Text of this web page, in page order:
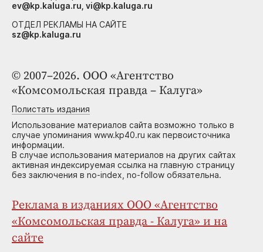
© 2007–2026. ООО «Агентство
«Комсомольская правда – Калуга»
Полистать издания
Использование материалов сайта возможно только в
случае упоминания www.kp40.ru как первоисточника
информации.
В случае использования материалов на других сайтах
активная индексируемая ссылка на главную страницу
без заключения в no-index, no-follow обязательна.
Реклама в изданиях ООО «Агентство
«Комсомольская правда - Калуга» и на
сайте
ev@kp.kaluga.ru, vi@kp.kaluga.ru
ОТДЕЛ РЕКЛАМЫ НА САЙТЕ
sz@kp.kaluga.ru